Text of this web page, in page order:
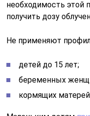
необходимость этой
получить дозу
Не применяют
детей до 15 лет;
беременных
кормящих